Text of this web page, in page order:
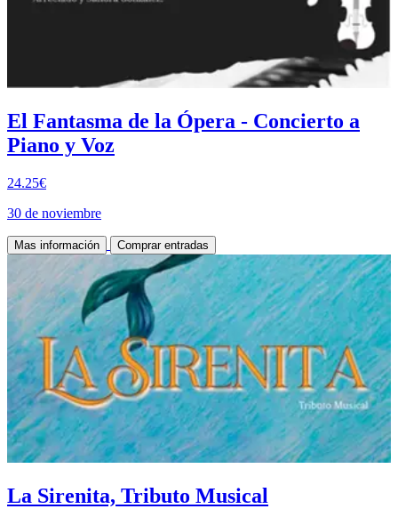
El Fantasma de la Ópera - Concierto a
Piano y Voz
24.25€
30 de noviembre
Mas información Comprar entradas
La Sirenita, Tributo Musical